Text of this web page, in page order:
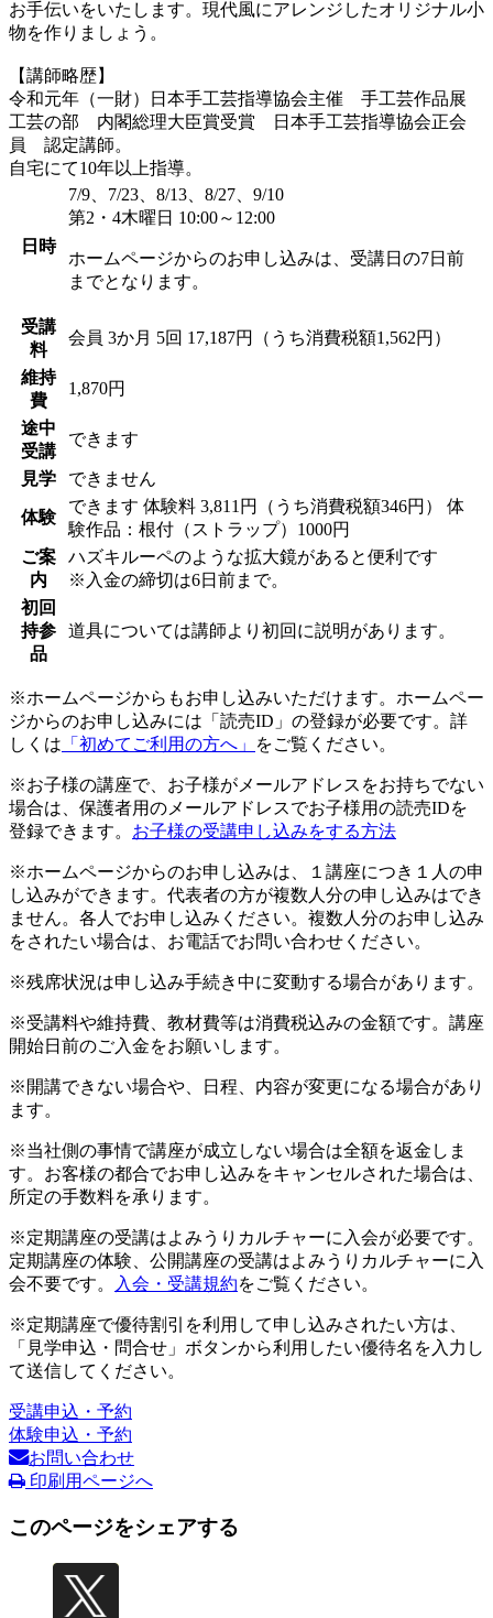
お手伝いをいたします。現代風にアレンジしたオリジナル小
物を作りましょう。
【講師略歴】
令和元年（一財）日本手工芸指導協会主催 手工芸作品展
工芸の部 内閣総理大臣賞受賞 日本手工芸指導協会正会
員 認定講師。
自宅にて10年以上指導。
日時
7/9、7/23、8/13、8/27、9/10
第2・4木曜日 10:00～12:00
ホームページからのお申し込みは、受講日の7日前
までとなります。
受講
料
会員 3か月 5回 17,187円（うち消費税額1,562円）
維持
費
1,870円
途中
受講
できます
見学 できません
体験
できます 体験料 3,811円（うち消費税額346円） 体
験作品：根付（ストラップ）1000円
ご案
内
ハズキルーペのような拡大鏡があると便利です
※入金の締切は6日前まで。
初回
持参
品
道具については講師より初回に説明があります。
※ホームページからもお申し込みいただけます。ホームペー
ジからのお申し込みには「読売ID」の登録が必要です。詳
しくは 「初めてご利用の方へ」 をご覧ください。
※お子様の講座で、お子様がメールアドレスをお持ちでない
場合は、保護者用のメールアドレスでお子様用の読売IDを
登録できます。 お子様の受講申し込みをする方法
※ホームページからのお申し込みは、１講座につき１人の申
し込みができます。代表者の方が複数人分の申し込みはでき
ません。各人でお申し込みください。複数人分のお申し込み
をされたい場合は、お電話でお問い合わせください。
※残席状況は申し込み手続き中に変動する場合があります。
※受講料や維持費、教材費等は消費税込みの金額です。講座
開始日前のご入金をお願いします。
※開講できない場合や、日程、内容が変更になる場合があり
ます。
※当社側の事情で講座が成立しない場合は全額を返金しま
す。お客様の都合でお申し込みをキャンセルされた場合は、
所定の手数料を承ります。
※定期講座の受講はよみうりカルチャーに入会が必要です。
定期講座の体験、公開講座の受講はよみうりカルチャーに入
会不要です。
入会・受講規約をご覧ください。
※定期講座で優待割引を利用して申し込みされたい方は、
「見学申込・問合せ」ボタンから利用したい優待名を入力し
て送信してください。
受講申込・予約
体験申込・予約
お問い合わせ
印刷用ページへ
このページをシェアする